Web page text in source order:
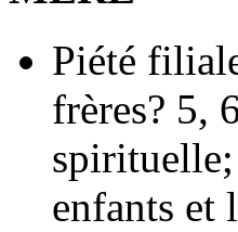
Piété
frères? 5,
enfants et